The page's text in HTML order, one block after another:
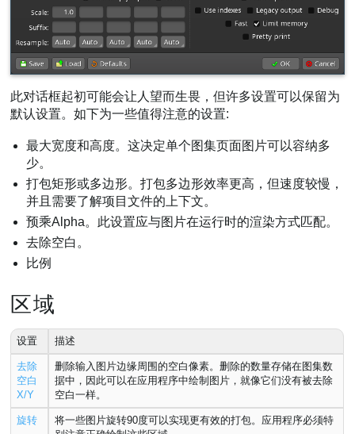
此对话框起初可能会让人望而生畏，但许多设置可以保留为
默认设置。如下为一些值得注意的设置:
最大宽度和高度。这决定单个图集页面图片可以容纳多
少。
打包矩形或多边形。打包多边形效率更高，但速度较慢，
并且需要了解项目文件的上下文。
预乘Alpha。此设置应与图片在运行时的渲染方式匹配。
去除空白。
比例
区域
设置 描述
去除
空白
X/Y
删除输入图片边缘周围的空白像素。删除的数量存储在图集数
据中，因此可以在应用程序中绘制图片，就像它们没有被去除
空白一样。
旋转
将一些图片旋转90度可以实现更有效的打包。应用程序必须特